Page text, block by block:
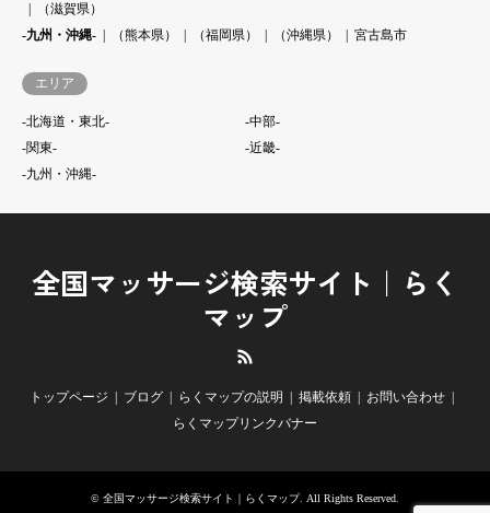
（滋賀県）
-九州・沖縄-
（熊本県） （福岡県） （沖縄県） 宮古島市
エリア
-北海道・東北-
-中部-
-関東-
-近畿-
-九州・沖縄-
全国マッサージ検索サイト｜らく
マップ
トップページ ブログ らくマップの説明 掲載依頼
お問い合わせ
らくマップリンクバナー
© 全国マッサージ検索サイト｜らくマップ. All Rights Reserved.